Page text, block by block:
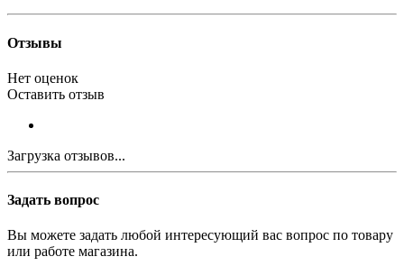
Отзывы
Нет оценок
Оставить отзыв
Загрузка отзывов...
Задать вопрос
Вы можете задать любой интересующий вас вопрос по товару
или работе магазина.